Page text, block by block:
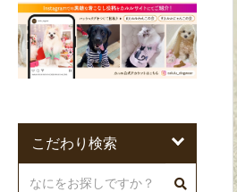
こだわり検索